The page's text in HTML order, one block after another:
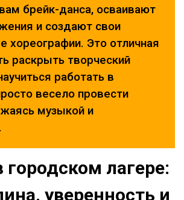
брейк-данса, осваивают
и создают свои
хореографии. Это отличная
раскрыть творческий
работать в
весело провести
музыкой и
городском лагере:
уверенность и